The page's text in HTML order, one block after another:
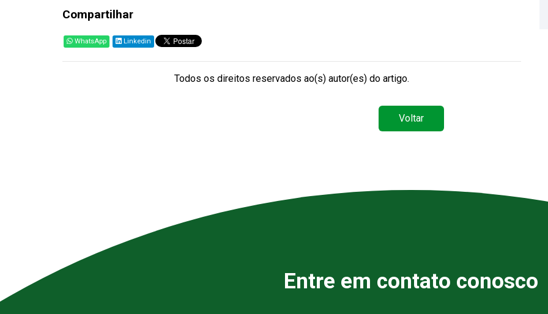
Compartilhar
WhatsApp Linkedin
Todos os direitos reservados ao(s) autor(es) do artigo.
Voltar
Entre em contato conosco